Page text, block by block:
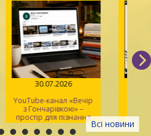
Всі новини
30.07.2026
YouTube-канал «Вечір
з Гончарівкою» –
простір для пізнання
та натхнення